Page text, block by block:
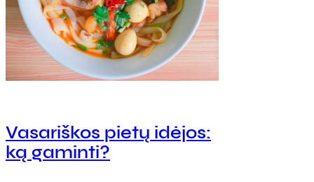
Vasariškos pietų idėjos:
ką gaminti?